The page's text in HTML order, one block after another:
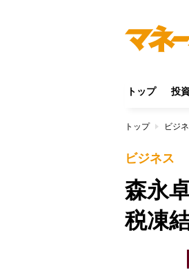
トップ 投
トップ ビジ
ビジネス
森永
税凍